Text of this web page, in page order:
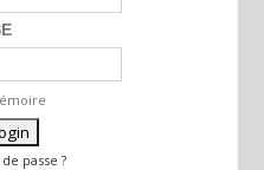
passe ?